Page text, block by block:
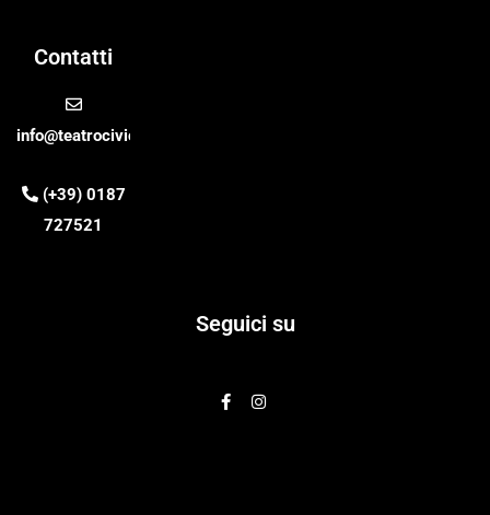
Contatti
info@teatrocivico.it
(+39) 0187
727521
Seguici su